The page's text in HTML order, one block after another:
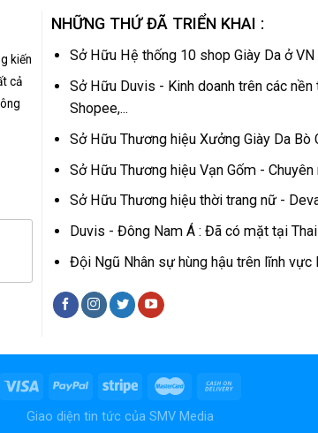
kiến
cả
NHỮNG THỨ ĐÃ TRIỂN KHAI :
Sở Hữu Hệ thống 10 shop Giày Da ở
Sở Hữu Duvis - Kinh doanh trên các
Shopee,...
Sở Hữu Thương hiệu Xưởng Giày Da Bò
Sở Hữu Thương hiệu Vạn Gốm -
Sở Hữu Thương hiệu thời trang nữ -
Duvis - Đông Nam Á : Đã có mặt tại
Đội Ngũ Nhân sự hùng hậu trên lĩnh
Giao diện tin tức của SMV Media